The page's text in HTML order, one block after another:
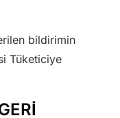
bildirimin
Tüketiciye